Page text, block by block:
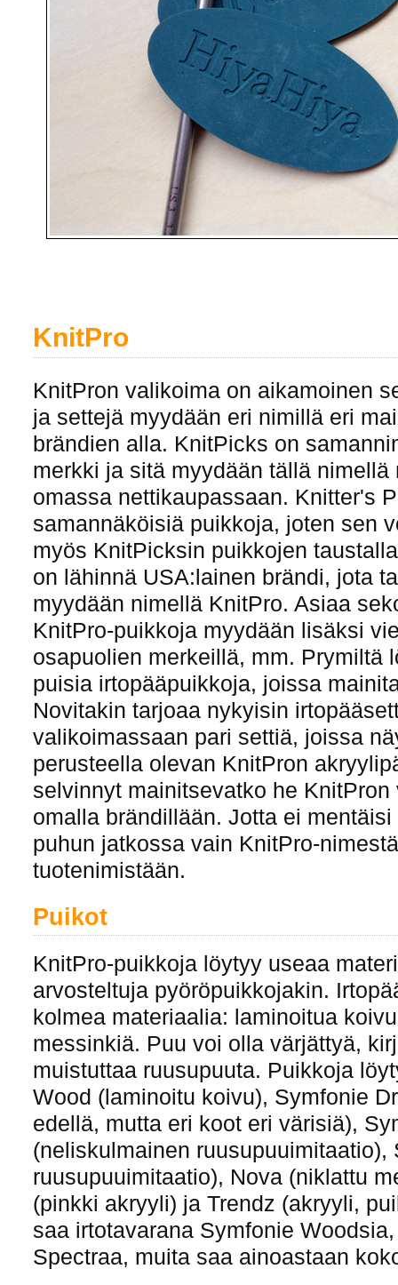
KnitPro
KnitPron valikoima on aikamoinen
ja settejä myydään eri nimillä eri
brändien alla. KnitPicks on
merkki ja sitä myydään tällä
omassa nettikaupassaan. Knitter's
samannäköisiä puikkoja, joten sen
myös KnitPicksin puikkojen
on lähinnä USA:lainen brändi, jota
myydään nimellä KnitPro. Asiaa
KnitPro-puikkoja myydään lisäksi
osapuolien merkeillä, mm. Prymiltä
puisia irtopääpuikkoja, joissa
Novitakin tarjoaa nykyisin
valikoimassaan pari settiä, joissa
perusteella olevan KnitPron
selvinnyt mainitsevatko he
omalla brändillään. Jotta ei
puhun jatkossa vain KnitPro-
tuotenimistään.
Puikot
KnitPro-puikkoja löytyy useaa
arvosteltuja pyöröpuikkojakin.
kolmea materiaalia: laminoitua
messinkiä. Puu voi olla värjättyä,
muistuttaa ruusupuuta. Puikkoja
Wood (laminoitu koivu), Symfonie
edellä, mutta eri koot eri värisiä),
(neliskulmainen ruusupuuimitaatio),
ruusupuuimitaatio), Nova (niklattu
(pinkki akryyli) ja Trendz (akryyli,
saa irtotavarana Symfonie
Spectraa, muita saa ainoastaan